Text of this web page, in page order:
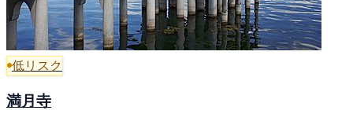
低リスク
満月寺